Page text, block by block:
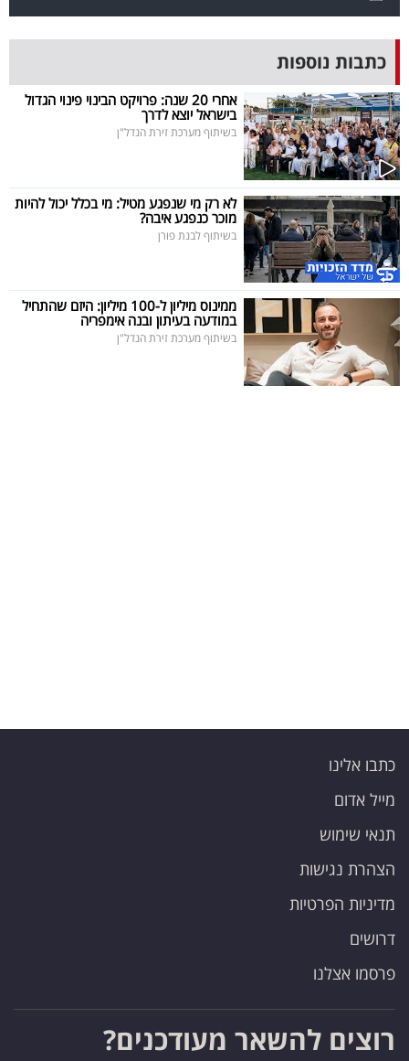
כתבות נוספות
אחרי 20 שנה: פרויקט הבינוי פינוי הגדול
בישראל יוצא לדרך
בשיתוף מערכת זירת הנדל"ן
לא רק מי שנפגע מטיל: מי בכלל יכול להיות
מוכר כנפגע איבה?
בשיתוף לבנת פורן
ממינוס מיליון ל-100 מיליון: היזם שהתחיל
במודעה בעיתון ובנה אימפריה
בשיתוף מערכת זירת הנדל"ן
כתבו אלינו
מייל אדום
תנאי שימוש
הצהרת נגישות
מדיניות הפרטיות
דרושים
פרסמו אצלנו
רוצים להשאר מעודכנים?